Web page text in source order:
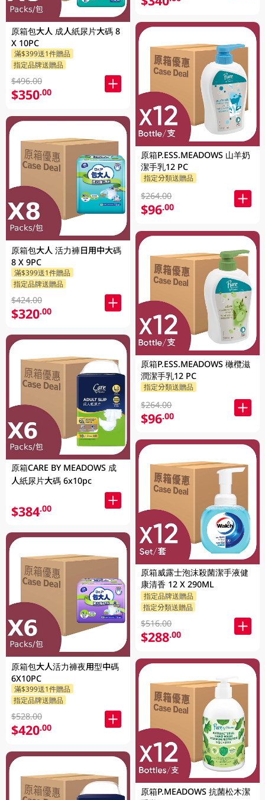
原箱包大人 成人紙尿片大碼 8
X 10PC
滿$399送1件贈品
指定品牌送贈品
$496.00
$350.00
原箱包大人 活力褲日用中大碼
8 X 9PC
滿$399送1件贈品
指定品牌送贈品
$424.00
$320.00
原箱CARE BY MEADOWS 成
人紙尿片大碼 6x10pc
$384.00
原箱包大人活力褲夜用型中碼
6X10PC
滿$399送1件贈品
指定品牌送贈品
$528.00
$420.00
原箱P.ESS.MEADOWS 山羊奶
潔手乳12 PC
指定分類送贈品
$264.00
$96.00
原箱P.ESS.MEADOWS 橄欖滋
潤潔手乳12 PC
指定分類送贈品
$264.00
$96.00
原箱威露士泡沫殺菌潔手液健
康清香 12 X 290ML
指定品牌送贈品
指定分類送贈品
$516.00
$288.00
原箱P.MEADOWS 抗菌松木潔